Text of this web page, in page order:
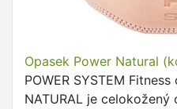
Opasek Power Natural
POWER SYSTEM Fitness
NATURAL je